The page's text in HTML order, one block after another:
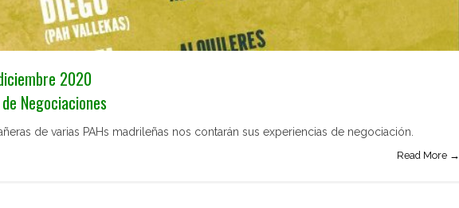
2020
Negociaciones
de varias PAHs madrileñas nos contarán sus experiencias de negociación.
Read More →